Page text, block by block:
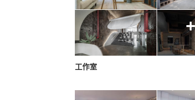
工作室